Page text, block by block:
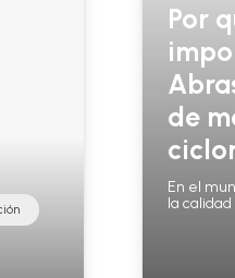
Por
de
En el
la calidad